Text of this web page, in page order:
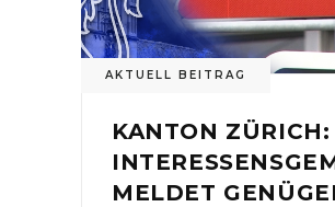
AKTUELL BEITRAG
KANTON ZÜRICH:
MELDET